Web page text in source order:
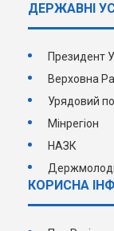
ДЕРЖАВНI
Президент
Верховна
Урядовий
Мінрегіон
НАЗК
КОРИСНА